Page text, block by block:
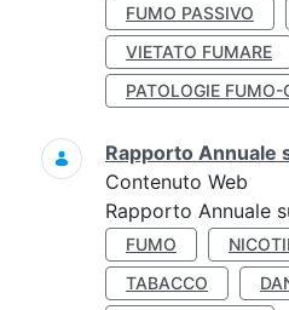
FUMO PASSIVO
VIETATO FUMARE
PATOLOGIE FUMO-
Rapporto Annuale
Contenuto Web
Rapporto Annuale
FUMO
TABACCO